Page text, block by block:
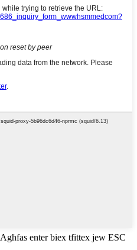
Agħfas enter biex tfittex jew ESC